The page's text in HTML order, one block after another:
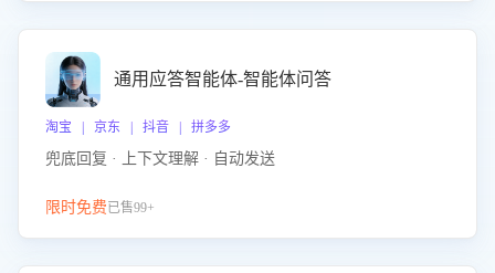
通用应答智能体-智能体问答
淘宝 | 京东 | 抖音 | 拼多多
兜底回复 · 上下文理解 · 自动发送
限时免费已售99+